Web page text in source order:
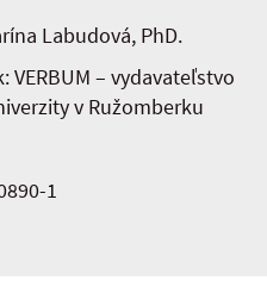
Labudová, PhD.
VERBUM – vydavateľstvo
v Ružomberku
1